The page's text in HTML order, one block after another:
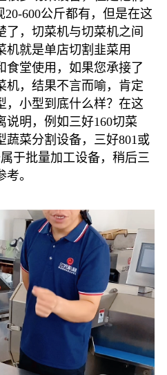
600公斤都有，但是在这
，切菜机与切菜机之间
机就是单店切割韭菜用
食堂使用，如果您承接了
机，结果不言而喻，肯定
，小型到底什么样？在这
说明，例如三好160切菜
蔬菜分割设备，三好801或
于批量加工设备，稍后三
。